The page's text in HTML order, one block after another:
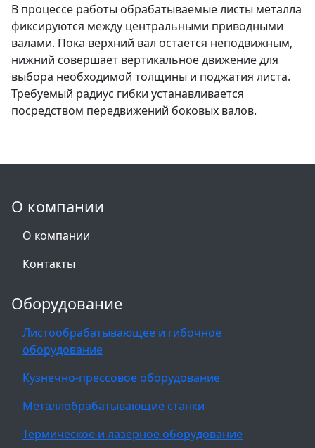
В процессе работы обрабатываемые листы металла
фиксируются между центральными приводными
валами. Пока верхний вал остается неподвижным,
нижний совершает вертикальное движение для
выбора необходимой толщины и поджатия листа.
Требуемый радиус гибки устанавливается
посредством передвижений боковых валов.
О компании
О компании
Контакты
Оборудование
Листообрабатывающее и гибочное
оборудование
Кузнечно-прессовое оборудование
Металлобрабатывающие станки
Термическое и лазерное оборудование